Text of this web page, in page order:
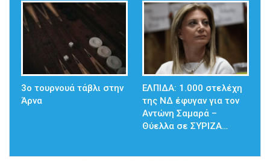
3ο τουρνουά τάβλι στην
Άρνα
ΕΛΠΙΔΑ: 1.000 στελέχη
της ΝΔ έφυγαν για τον
Αντώνη Σαμαρά –
Θύελλα σε ΣΥΡΙΖΑ…